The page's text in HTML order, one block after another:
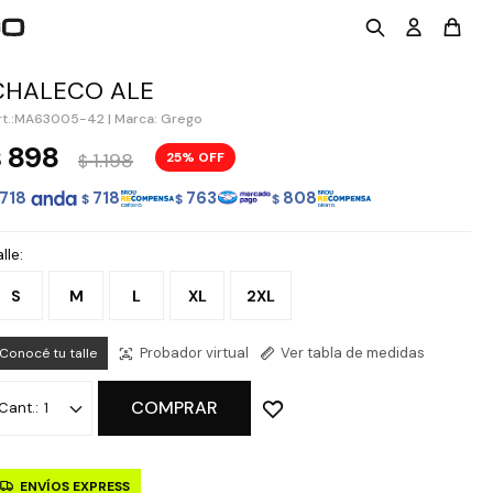
ALE
MA63005-42 | Marca: Grego
898 $ 1.198 25
718 $ 718 $ 763 $ 808
S M L XL 2XL
Conocé tu talle Probador virtual Ver tabla de medidas
1 COMPRAR
ENVÍOS EXPRESS